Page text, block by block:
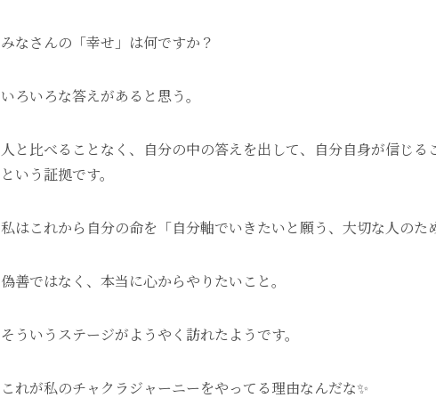
みなさんの「幸せ」は何ですか？
いろいろな答えがあると思う。
人と比べることなく、自分の中の答えを出して、自分自身が信じる
という証拠です。
私はこれから自分の命を「自分軸でいきたいと願う、大切な人のた
偽善ではなく、本当に心からやりたいこと。
そういうステージがようやく訪れたようです。
これが私のチャクラジャーニーをやってる理由なんだな✨